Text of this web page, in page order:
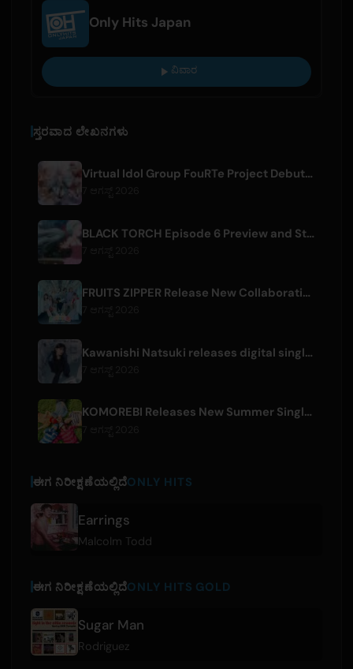
Only Hits Japan
ವಿವಾರ
ಸ್ತರವಾದ ಲೇಖನಗಳು
Virtual Idol Group FouRTe Project Debuts with 'ALL IN' Album Produced by m-flo's ☆Taku Takahashi
BLACK TORCH Episode 6 Preview and Streaming Details
FRUITS ZIPPER Release New Collaboration Song '1,2,3,FOOOOUR'
Kawanishi Natsuki releases digital single 'Sayonara wa Ichiban Kirei na Atashi de'
KOMOREBI Releases New Summer Single 'Letsu Natsu'
ಈಗ ನಿರೀಕ್ಷಣೆಯಲ್ಲಿದೆONLY HITS
Earrings
Malcolm Todd
ಈಗ ನಿರೀಕ್ಷಣೆಯಲ್ಲಿದೆONLY HITS GOLD
Sugar Man
Rodriguez